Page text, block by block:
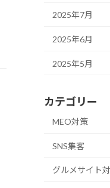
2025年7月
2025年6月
2025年5月
カテゴリー
MEO対策
SNS集客
グルメサイト